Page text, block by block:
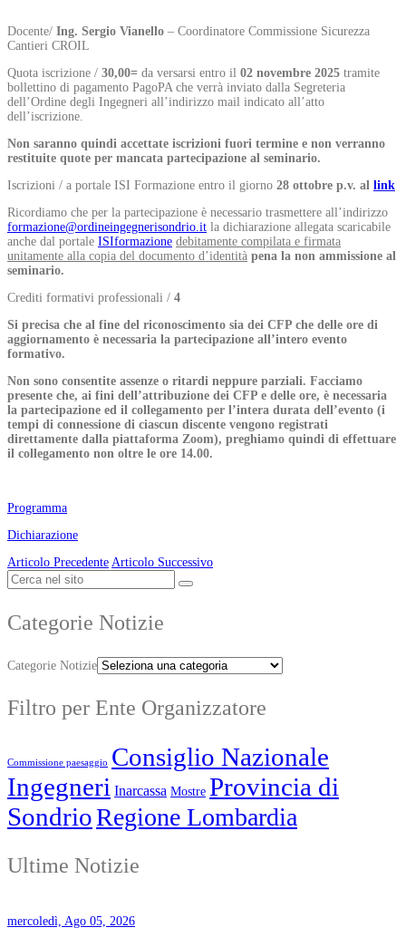
Docente/ Ing. Sergio Vianello – Coordinatore Commissione Sicurezza
Cantieri CROIL
Quota iscrizione / 30,00= da versarsi entro il 02 novembre 2025 tramite
bollettino di pagamento PagoPA che verrà inviato dalla Segreteria
dell’Ordine degli Ingegneri all’indirizzo mail indicato all’atto
dell’iscrizione.
Non saranno quindi accettate iscrizioni fuori termine e non verranno
restituite quote per mancata partecipazione al seminario.
Iscrizioni / a portale ISI Formazione entro il giorno 28 ottobre p.v. al link
Ricordiamo che per la partecipazione è necessario trasmettere all’indirizzo
formazione@ordineingegnerisondrio.it la dichiarazione allegata scaricabile
anche dal portale ISIformazione debitamente compilata e firmata
unitamente alla copia del documento d’identità pena la non ammissione al
seminario.
Crediti formativi professionali / 4
Si precisa che al fine del riconoscimento sia dei CFP che delle ore di
aggiornamento è necessaria la partecipazione all’intero evento
formativo.
Non sono consentite assenze o ritardi neppure parziali. Facciamo
presente che, ai fini dell’attribuzione dei CFP e delle ore, è necessaria
la partecipazione ed il collegamento per l’intera durata dell’evento (i
tempi di connessione di ciascun discente vengono registrati
direttamente dalla piattaforma Zoom), preghiamo quindi di effettuare
il collegamento non oltre le ore 14.00.
Programma
Dichiarazione
Articolo Precedente Articolo Successivo
Categorie Notizie
Categorie Notizie
Filtro per Ente Organizzatore
Commissione paesaggio Consiglio Nazionale
Ingegneri Inarcassa Mostre Provincia di
SondrioRegione Lombardia
Ultime Notizie
mercoledì, Ago 05, 2026